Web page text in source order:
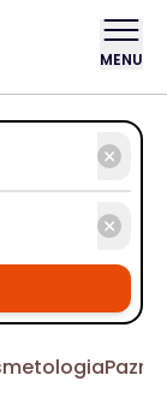
MENU